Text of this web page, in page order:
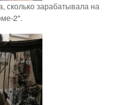
сколько зарабатывала на
2".